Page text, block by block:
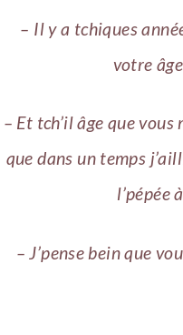
– Il y a tchiques
votre
– Et tch’il âge que vous
que dans un temps
l’pépée
– J’pense bein que